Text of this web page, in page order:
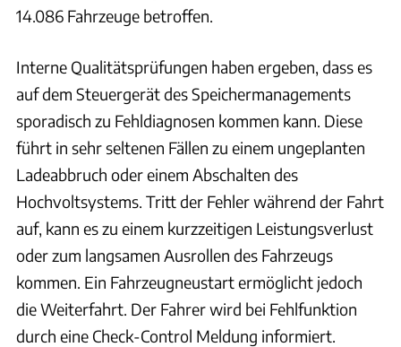
14.086 Fahrzeuge betroffen.
Interne Qualitätsprüfungen haben ergeben, dass es
auf dem Steuergerät des Speichermanagements
sporadisch zu Fehldiagnosen kommen kann. Diese
führt in sehr seltenen Fällen zu einem ungeplanten
Ladeabbruch oder einem Abschalten des
Hochvoltsystems. Tritt der Fehler während der Fahrt
auf, kann es zu einem kurzzeitigen Leistungsverlust
oder zum langsamen Ausrollen des Fahrzeugs
kommen. Ein Fahrzeugneustart ermöglicht jedoch
die Weiterfahrt. Der Fahrer wird bei Fehlfunktion
durch eine Check-Control Meldung informiert.